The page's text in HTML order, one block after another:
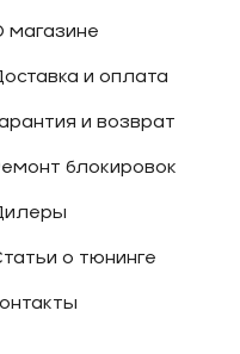
магазине
и оплата
и возврат
блокировок
о тюнинге